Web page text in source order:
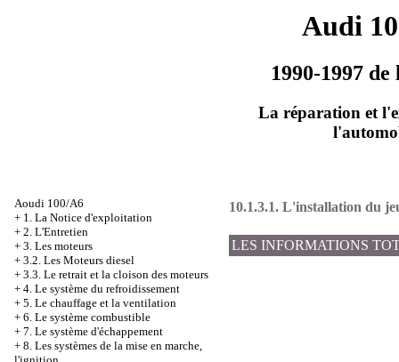
Audi
1990-1997
La réparation et
Aoudi 100/A6
+ 1. La Notice d'exploitation
+ 2. L'Entretien
+ 3. Les moteurs
+ 3.2. Les Moteurs diesel
+ 3.3. Le retrait et la cloison des moteurs
+ 4. Le système du refroidissement
+ 5. Le chauffage et la ventilation
+ 6. Le système combustible
+ 7. Le système d'échappement
+ 8. Les systèmes de la mise en marche,
10.1.3.1. L'installation du
LES INFORMATIONS